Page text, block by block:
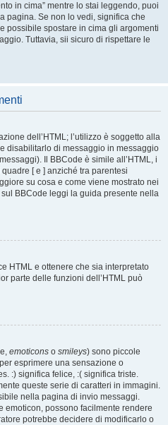
in cima” mentre lo stai leggendo, puoi
pagina. Se non lo vedi, significa che
possibile spostare in cima gli argomenti
Tuttavia, sii sicuro di rispettare le
dell’HTML; l’utilizzo è soggetto alla
disabilitarlo di messaggio in messaggio
Il BBCode è simile all’HTML, i
[ e ] anziché tra parentesi
su cosa e come viene mostrato nei
BBCode leggi la guida presente nella
HTML e ottenere che sia interpretato
parte delle funzioni dell’HTML può
emoticons o smileys) sono piccole
esprimere una sensazione o
:) significa felice, :( significa triste.
queste serie di caratteri in immagini.
nella pagina di invio messaggi.
emoticon, possono facilmente rendere
potrebbe decidere di modificarlo o